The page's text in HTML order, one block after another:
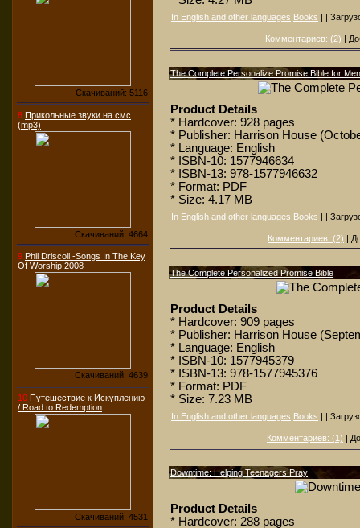
Скачиваний: 5116
8 Прикольные звуки на смс
(mp3)
Скачиваний: 4664
9 Phil Driscoll -Songs In The Key
Of Worship 2008
Скачиваний: 4639
10 Путешествие к Искуплению
/ Road to Redemption
Скачиваний: 4531
In English and other languages Books | |
Комментариев: (2) |
The Complete Personalize Promise Bible for Men
Product Details
* Hardcover: 928 pages
* Publisher: Harrison House
* Language: English
* ISBN-10: 1577946634
* ISBN-13: 978-1577946632
* Format: PDF
* Size: 4.17 MB
In English and other languages Books | |
Комментариев: (2) |
The Complete Personalized Promise Bible
Product Details
* Hardcover: 909 pages
* Publisher: Harrison House
* Language: English
* ISBN-10: 1577945379
* ISBN-13: 978-1577945376
* Format: PDF
* Size: 7.23 MB
In English and other languages Books | |
Комментариев: (1) |
Downtime: Helping Teenagers Pray
Product Details
* Hardcover: 288 pages